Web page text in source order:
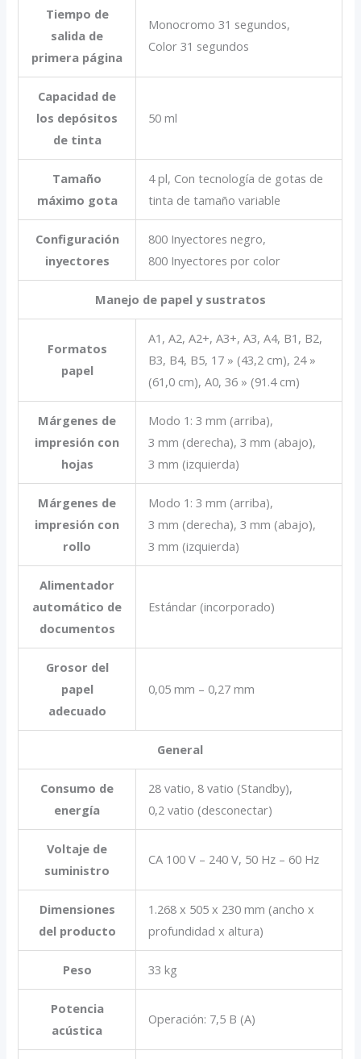
Tiempo de
salida de
primera página
Monocromo 31 segundos,
Color 31 segundos
Capacidad de
los depósitos
de tinta
50 ml
Tamaño
máximo gota
4 pl, Con tecnología de gotas de
tinta de tamaño variable
Configuración
inyectores
800 Inyectores negro,
800 Inyectores por color
Manejo de papel y sustratos
Formatos
papel
A1, A2, A2+, A3+, A3, A4, B1, B2,
B3, B4, B5, 17 » (43,2 cm), 24 »
(61,0 cm), A0, 36 » (91.4 cm)
Márgenes de
impresión con
hojas
Modo 1: 3 mm (arriba),
3 mm (derecha), 3 mm (abajo),
3 mm (izquierda)
Márgenes de
impresión con
rollo
Modo 1: 3 mm (arriba),
3 mm (derecha), 3 mm (abajo),
3 mm (izquierda)
Alimentador
automático de
documentos
Estándar (incorporado)
Grosor del
papel
adecuado
0,05 mm – 0,27 mm
General
Consumo de
energía
28 vatio, 8 vatio (Standby),
0,2 vatio (desconectar)
Voltaje de
suministro
CA 100 V – 240 V, 50 Hz – 60 Hz
Dimensiones
del producto
1.268‎ x 505 x 230 mm (ancho x
profundidad x altura)
Peso 33 kg
Potencia
acústica
Operación: 7,5 B (A)